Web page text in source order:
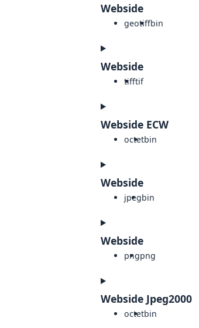
Webside
geotiffbin
Webside
tifftif
Webside ECW
octetbin
Webside
jpegbin
Webside
pngpng
Webside Jpeg2000
octetbin